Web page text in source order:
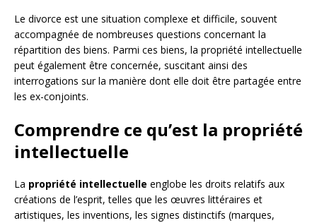
Le divorce est une situation complexe et difficile, souvent
accompagnée de nombreuses questions concernant la
répartition des biens. Parmi ces biens, la propriété intellectuelle
peut également être concernée, suscitant ainsi des
interrogations sur la manière dont elle doit être partagée entre
les ex-conjoints.
Comprendre ce qu’est la propriété
intellectuelle
La propriété intellectuelle englobe les droits relatifs aux
créations de l’esprit, telles que les œuvres littéraires et
artistiques, les inventions, les signes distinctifs (marques,